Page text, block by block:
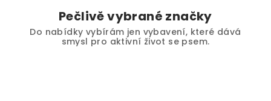
Pečlivě vybrané značky
Do nabídky vybírám jen vybavení, které dává
smysl pro aktivní život se psem.